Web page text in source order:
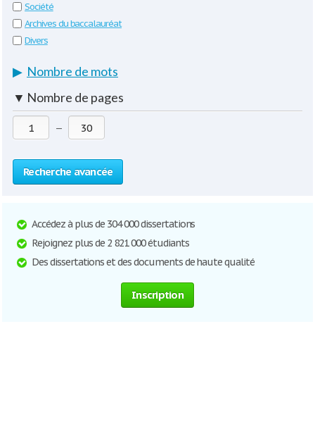
Société
Archives du baccalauréat
Divers
▶ Nombre de mots
▼ Nombre de pages
—
Recherche avancée
Accédez à plus de 304 000 dissertations
Rejoignez plus de 2 821 000 étudiants
Des dissertations et des documents de haute qualité
Inscription